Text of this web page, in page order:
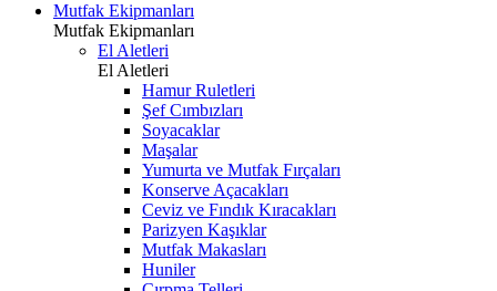
Mutfak Ekipmanları
Mutfak Ekipmanları
El Aletleri
El Aletleri
Hamur Ruletleri
Şef Cımbızları
Soyacaklar
Maşalar
Yumurta ve Mutfak Fırçaları
Konserve Açacakları
Ceviz ve Fındık Kıracakları
Parizyen Kaşıklar
Mutfak Makasları
Huniler